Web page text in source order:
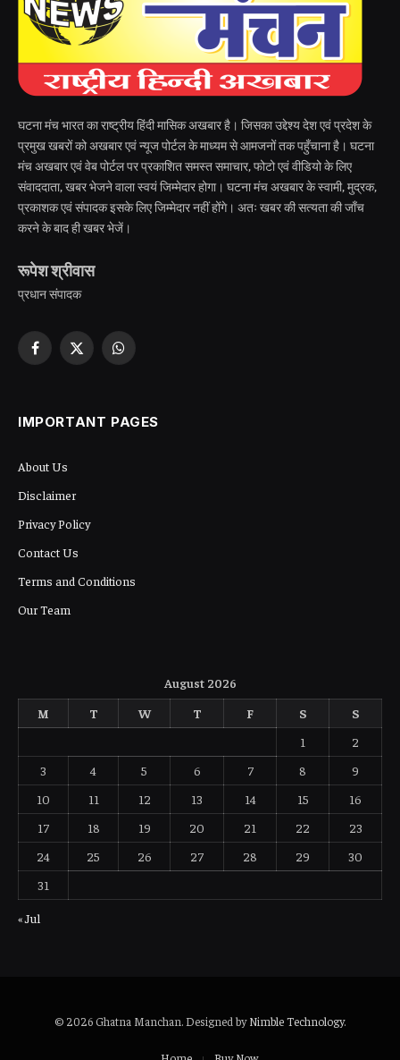
घटना मंच भारत का राष्ट्रीय हिंदी मासिक अखबार है। जिसका उद्देश्य देश एवं प्रदेश के
प्रमुख खबरों को अखबार एवं न्यूज पोर्टल के माध्यम से आमजनों तक पहुँचाना है। घटना
मंच अखबार एवं वेब पोर्टल पर प्रकाशित समस्त समाचार, फोटो एवं वीडियो के लिए
संवाददाता, खबर भेजने वाला स्वयं जिम्मेदार होगा। घटना मंच अखबार के स्वामी, मुद्रक,
प्रकाशक एवं संपादक इसके लिए जिम्मेदार नहीं होंगे। अतः खबर की सत्यता की जाँच
करने के बाद ही खबर भेजें।
रूपेश श्रीवास
प्रधान संपादक
Facebook
X
WhatsApp
IMPORTANT PAGES
About Us
Disclaimer
Privacy Policy
Contact Us
Terms and Conditions
Our Team
August 2026
M
T W T F S
S
1
2
3
4 5 6 7 8
9
10
11 12 13 14 15
16
17
18 19 20 21 22
23
24
25 26 27 28 29
30
31
« Jul
© 2026 Ghatna Manchan. Designed byNimble Technology.